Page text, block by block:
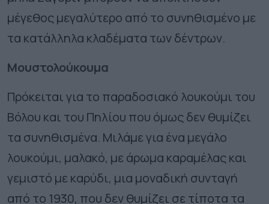
μέγεθος μεγαλύτερο από το συνηθισμένο με
τα κατάλληλα κλαδέματα των δέντρων.
Μουστολούκουμα
Πρόκειται για το παραδοσιακό λουκούμι του
Βόλου και του Πηλίου που όμως δεν θυμίζει
τα συνηθισμένα. Μιλάμε για ένα μεγάλο
λουκούμι, μαλακό, με άρωμα καραμέλας και
γεμιστό με καρύδι, μια μοναδική συνταγή
από το 1930, που δεν θυμίζει σε τίποτα τα